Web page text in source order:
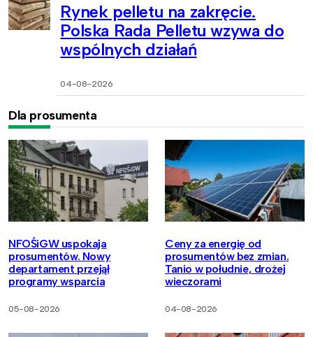
Rynek pelletu na zakręcie.
Polska Rada Pelletu wzywa do
wspólnych działań
04-08-2026
Dla prosumenta
NFOŚiGW uspokaja
prosumentów. Nowy
departament przejął
programy wsparcia
05-08-2026
Ceny za energię od
prosumentów bez zmian.
Tanio w południe, drożej
wieczorami
04-08-2026